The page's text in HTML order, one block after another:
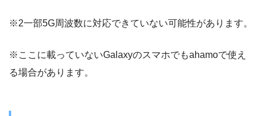
※2一部5G周波数に対応できていない可能性があります。
※ここに載っていないGalaxyのスマホでもahamoで使え
る場合があります。